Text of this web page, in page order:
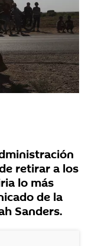
retirar a los
lo más
de la
Sanders.